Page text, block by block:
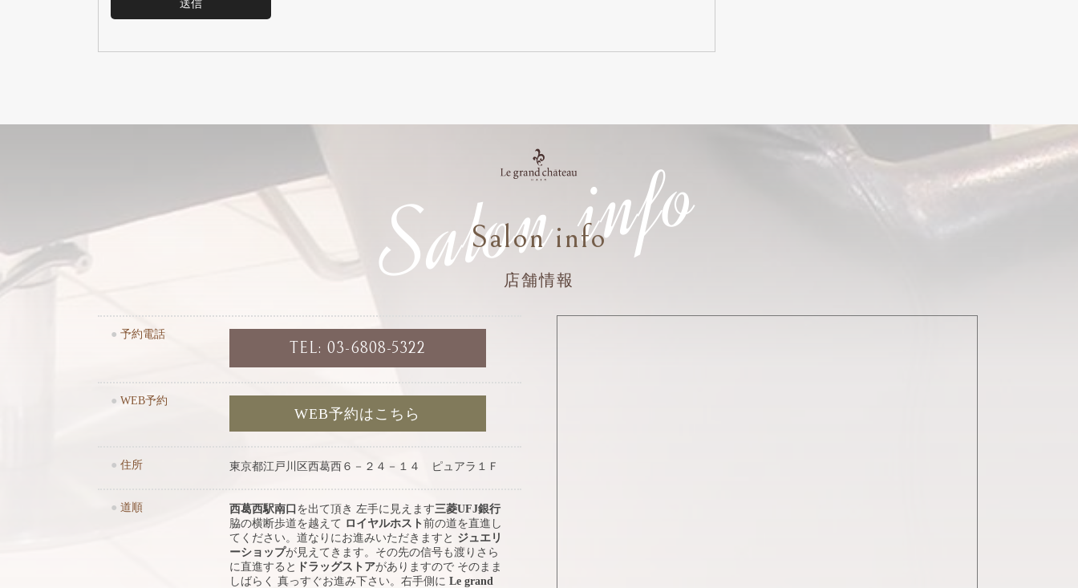
Salon info
Salon info
店舗情報
● 予約電話
TEL: 03-6808-5322
● WEB予約
WEB予約はこちら
● 住所 東京都江戸川区西葛西６－２４－１４ ピュアラ１Ｆ
● 道順 西葛西駅南口 を出て頂き 左手に見えます三菱UFJ銀行
脇の横断歩道を越えて ロイヤルホスト 前の道を直進し
てください。道なりにお進みいただきますと ジュエリ
ーショップが見えてきます。その先の信号も渡りさら
に直進すると ドラッグストアがありますので そのまま
しばらく 真っすぐお進み下さい。右手側に Le grand